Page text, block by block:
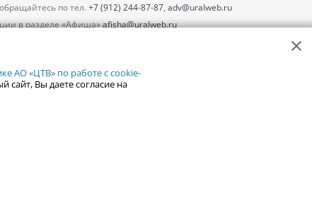
по тел. +7 (912) 244-87-87, adv@uralweb.ru
в разделе «Афиша»afisha@uralweb.ru
АО «ЦТВ» по работе с cookie-
сайт, Вы даете согласие на